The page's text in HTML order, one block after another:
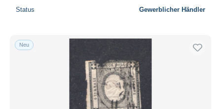
Status Gewerblicher Händler
Neu